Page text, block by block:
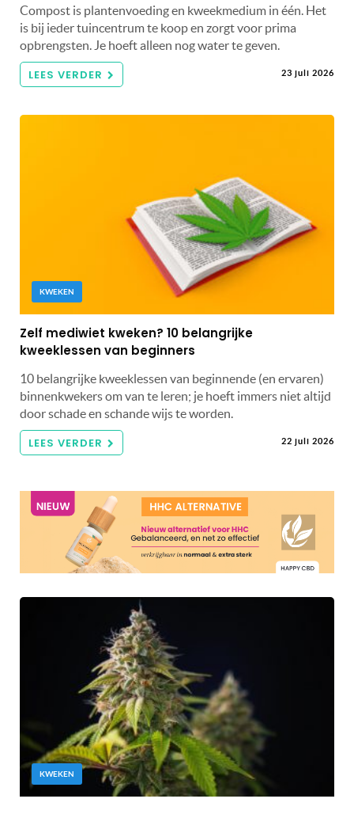
Compost is plantenvoeding en kweekmedium in één. Het
is bij ieder tuincentrum te koop en zorgt voor prima
opbrengsten. Je hoeft alleen nog water te geven.
LEES VERDER 23 juli 2026
KWEKEN
Zelf mediwiet kweken? 10 belangrijke
kweeklessen van beginners
10 belangrijke kweeklessen van beginnende (en ervaren)
binnenkwekers om van te leren; je hoeft immers niet altijd
door schade en schande wijs te worden.
LEES VERDER 22 juli 2026
KWEKEN